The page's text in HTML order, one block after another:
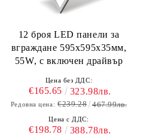
12 броя LED панели за
вграждане 595х595х35мм,
55W, с включен драйвър
Цена без ДДС:
€165.65 323.98лв.
Редовна цена: €239.28 467.99лв.
Цена с ДДС:
€198.78 388.78лв.